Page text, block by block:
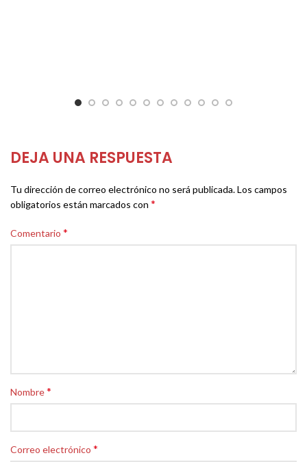
DEJA UNA RESPUESTA
Tu dirección de correo electrónico no será publicada.Los campos
obligatorios están marcados con *
Comentario *
Nombre*
Correo electrónico *